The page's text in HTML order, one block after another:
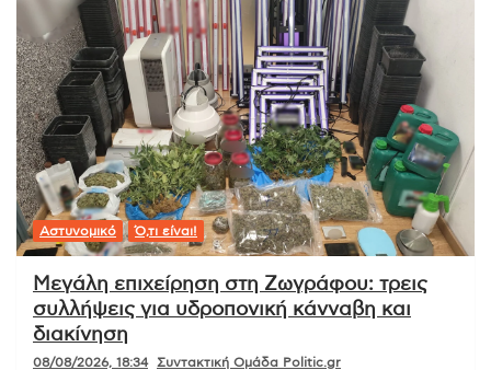
Αστυνομικό Ό,τι είναι!
Μεγάλη επιχείρηση στη Ζωγράφου: τρεις
συλλήψεις για υδροπονική κάνναβη και
διακίνηση
08/08/2026, 18:34 Συντακτική Ομάδα Politic.gr